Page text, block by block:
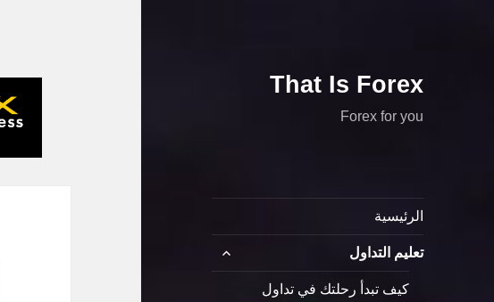
That Is Forex
Forex for you
الرئيسية
تعليم التداول
كيف تبدأ رحلتك في تداول